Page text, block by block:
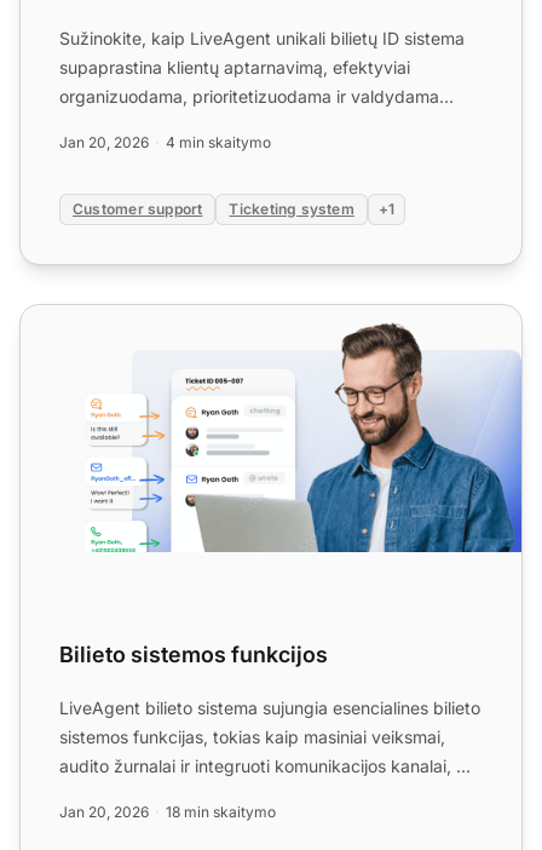
Sužinokite, kaip LiveAgent unikali bilietų ID sistema
supaprastina klientų aptarnavimą, efektyviai
organizuodama, prioritetizuodama ir valdydama
Jan 20, 2026 4 min skaitymo
Customer support Ticketing system +1
Bilieto sistemos funkcijos
Bilieto sistemos funkcijos
LiveAgent bilieto sistema sujungia esencialines bilieto
sistemos funkcijas, tokias kaip masiniai veiksmai,
audito žurnalai ir integruoti komunikacijos kanalai, ...
Jan 20, 2026 18 min skaitymo